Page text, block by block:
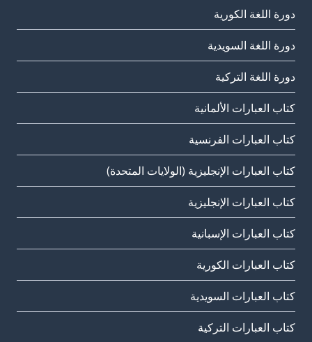
دورة اللغة الكورية
دورة اللغة السويدية
دورة اللغة التركية
كتاب العبارات الألمانية
كتاب العبارات الفرنسية
كتاب العبارات الإنجليزية (الولايات المتحدة)
كتاب العبارات الإنجليزية
كتاب العبارات الإسبانية
كتاب العبارات الكورية
كتاب العبارات السويدية
كتاب العبارات التركية